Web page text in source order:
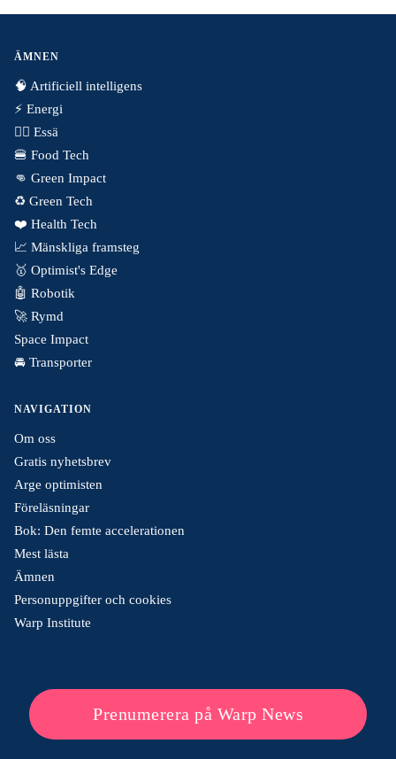
ÄMNEN
🧠 Artificiell intelligens
⚡️ Energi
✍🏼 Essä
🍔 Food Tech
👊 Green Impact
♻️ Green Tech
❤️ Health Tech
📈 Mänskliga framsteg
🥇 Optimist's Edge
🤖 Robotik
🚀 Rymd
Space Impact
🚘 Transporter
NAVIGATION
Om oss
Gratis nyhetsbrev
Arge optimisten
Föreläsningar
Bok: Den femte accelerationen
Mest lästa
Ämnen
Personuppgifter och cookies
Warp Institute
Prenumerera på Warp News